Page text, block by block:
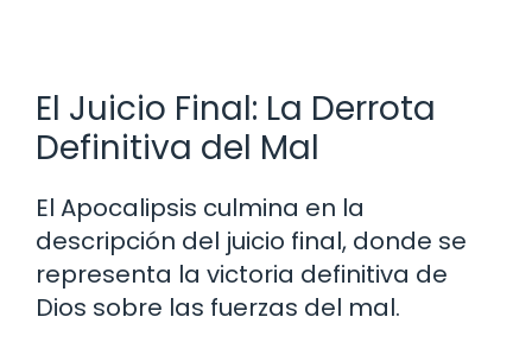
El Juicio Final: La Derrota
Definitiva del Mal
El Apocalipsis culmina en la
descripción del juicio final, donde se
representa la victoria definitiva de
Dios sobre las fuerzas del mal.